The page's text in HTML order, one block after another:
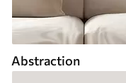
Abstraction